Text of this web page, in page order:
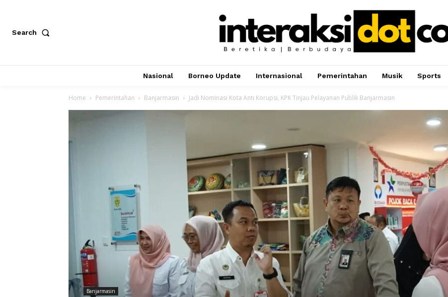
Search
Nasional Borneo Update Internasional Pemerintahan Musik Sports
Home Pemerintahan Banjarmasin Jadi Nominasi Kota Anti Korupsi, KPK Tinjau Pelayanan Publik Banjarmasin
Banjarmasin